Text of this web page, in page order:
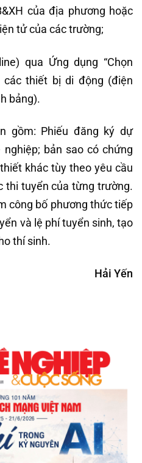
của địa phương hoặc
tử của các trường;
qua Ứng dụng “Chọn
thiết bị di động (điện
bảng).
gồm: Phiếu đăng ký dự
bản sao có chứng
khác tùy theo yêu cầu
thi tuyển của từng trường.
công bố phương thức tiếp
và lệ phí tuyển sinh, tạo
thí sinh.
Hải Yến